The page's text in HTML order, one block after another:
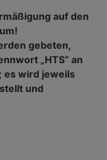
auf den
gebeten,
„HTS“ an
es wird jeweils
und